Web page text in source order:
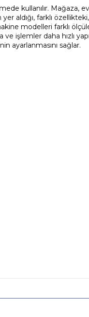
kullanılır.
aldığı, farklı
modelleri farklı
işlemler daha hızlı
ayarlanmasını sağlar.